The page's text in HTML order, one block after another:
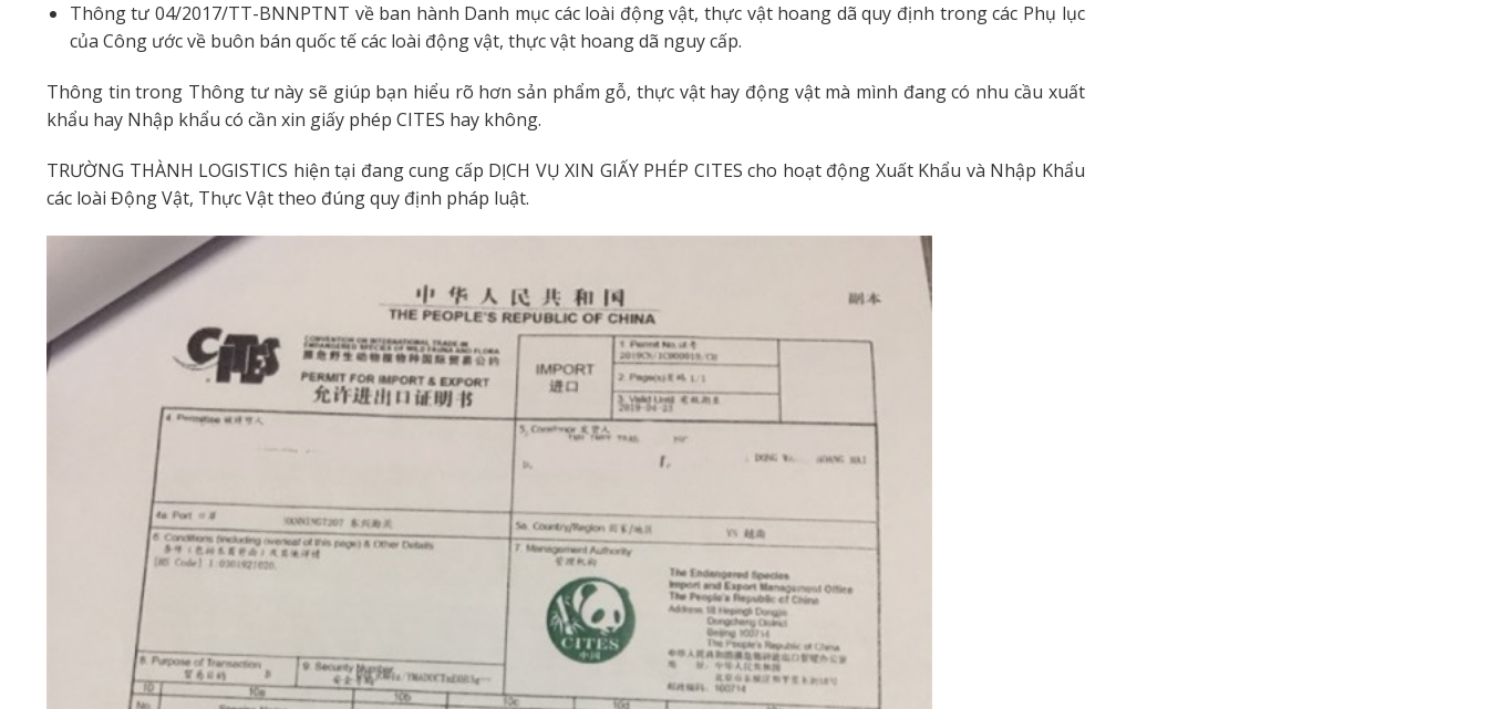
Thông tư 04/2017/TT-BNNPTNT về ban hành Danh mục các loài động vật, thực vật hoang dã quy định trong các Phụ lục
của Công ước về buôn bán quốc tế các loài động vật, thực vật hoang dã nguy cấp.
Thông tin trong Thông tư này sẽ giúp bạn hiểu rõ hơn sản phẩm gỗ, thực vật hay động vật mà mình đang có nhu cầu xuất
khẩu hay Nhập khẩu có cần xin giấy phép CITES hay không.
TRƯỜNG THÀNH LOGISTICS hiện tại đang cung cấp DỊCH VỤ XIN GIẤY PHÉP CITES cho hoạt động Xuất Khẩu và Nhập Khẩu
các loài Động Vật, Thực Vật theo đúng quy định pháp luật.